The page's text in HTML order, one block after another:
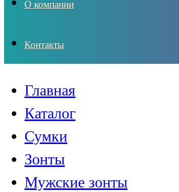
О компании
Контакты
Главная
Каталог
Сумки
Зонты
Мужские зонты